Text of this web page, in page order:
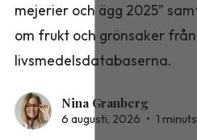
mejerier och ägg 2025”
om frukt och grönsaker
livsmedelsdatabaserna.
Nina Granberg
6 augusti, 2026 • 1